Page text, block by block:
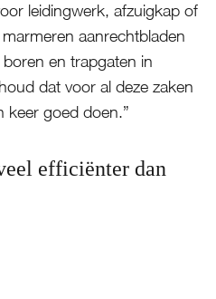
leidingwerk, afzuigkap of
aanrechtbladen
en trapgaten in
dat voor al deze zaken
keer goed doen.”
efficiënter dan